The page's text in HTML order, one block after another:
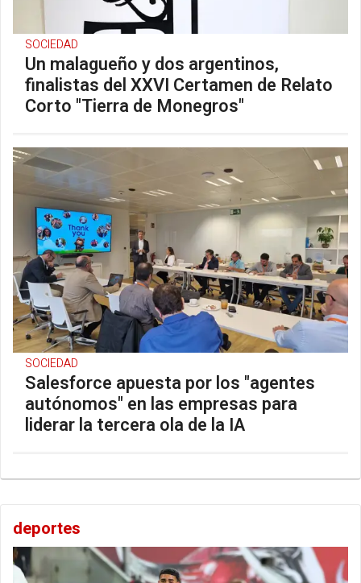
SOCIEDAD
Un malagueño y dos argentinos,
finalistas del XXVI Certamen de Relato
Corto "Tierra de Monegros"
SOCIEDAD
Salesforce apuesta por los "agentes
autónomos" en las empresas para
liderar la tercera ola de la IA
deportes